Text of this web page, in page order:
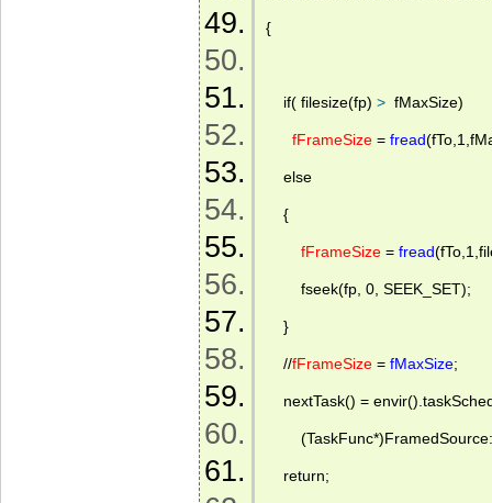
{
if( filesize(fp) > fMaxSize)
fFrameSize = fread
else
{
fFrameSize = fread
fseek(fp, 0, SEEK_SET);
}
//fFrameSize = fMaxSize;
nextTask() =
return;